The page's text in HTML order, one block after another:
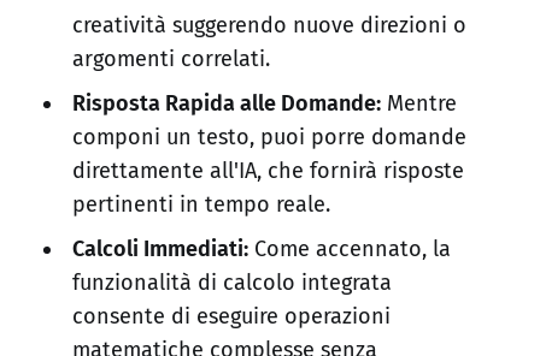
creatività suggerendo nuove direzioni o
argomenti correlati.
Risposta Rapida alle Domande:Mentre
componi un testo, puoi porre domande
direttamente all'IA, che fornirà risposte
pertinenti in tempo reale.
Calcoli Immediati:Come accennato, la
funzionalità di calcolo integrata
consente di eseguire operazioni
matematiche complesse senza